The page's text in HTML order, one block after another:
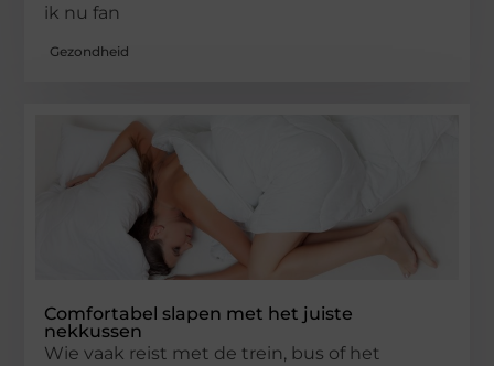
ik nu fan
Gezondheid
Comfortabel slapen met het juiste
nekkussen
Wie vaak reist met de trein, bus of het